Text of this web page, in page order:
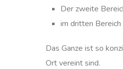
Der zweite
im dritten
Das Ganze ist so
Ort vereint sind.